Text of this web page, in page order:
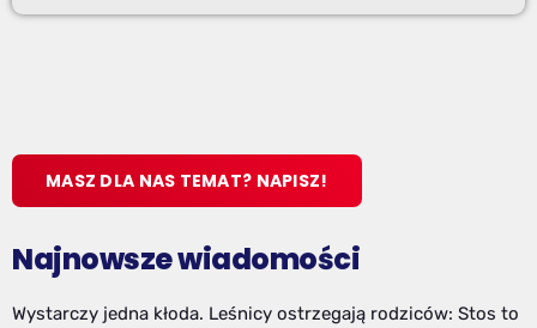
MASZ DLA NAS TEMAT? NAPISZ!
Najnowsze wiadomości
Wystarczy jedna kłoda. Leśnicy ostrzegają rodziców: Stos to